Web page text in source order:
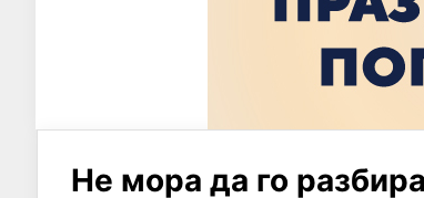
Не мора да го